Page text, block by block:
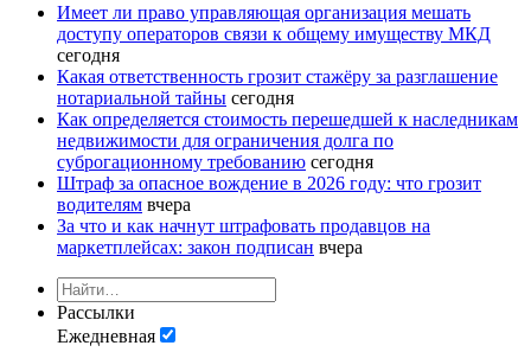
Имеет ли право управляющая организация мешать
доступу операторов связи к общему имуществу МКД
сегодня
Какая ответственность грозит стажёру за разглашение
нотариальной тайны сегодня
Как определяется стоимость перешедшей к наследникам
недвижимости для ограничения долга по
суброгационному требованию сегодня
Штраф за опасное вождение в 2026 году: что грозит
водителям вчера
За что и как начнут штрафовать продавцов на
маркетплейсах: закон подписан вчера
Рассылки
Ежедневная